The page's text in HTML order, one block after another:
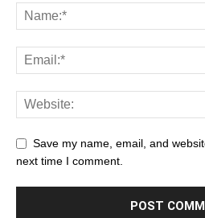
Save my name, email, and
next time I comment.